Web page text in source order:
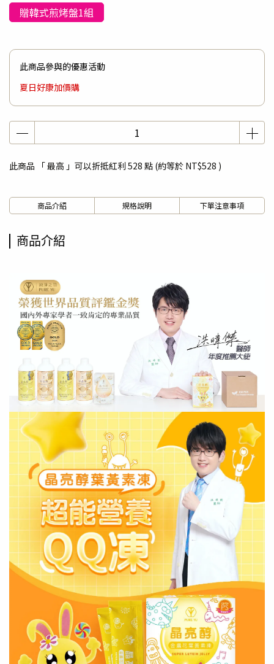
贈韓式煎烤盤1組
此商品參與的優惠活動
夏日好康加價購
此商品 「 最高 」可以折抵紅利 528 點 (約等於 NT$528 )
商品介紹 規格說明 下單注意事項
商品介紹